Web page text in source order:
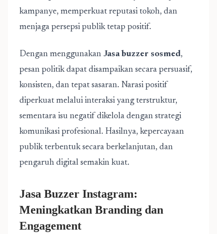
kampanye, memperkuat reputasi tokoh, dan
menjaga persepsi publik tetap positif.
Dengan menggunakan Jasa buzzer sosmed,
pesan politik dapat disampaikan secara persuasif,
konsisten, dan tepat sasaran. Narasi positif
diperkuat melalui interaksi yang terstruktur,
sementara isu negatif dikelola dengan strategi
komunikasi profesional. Hasilnya, kepercayaan
publik terbentuk secara berkelanjutan, dan
pengaruh digital semakin kuat.
Jasa Buzzer Instagram:
Meningkatkan Branding dan
Engagement